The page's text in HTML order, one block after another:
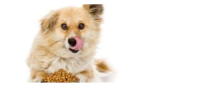
norma projde celým legislativním
procesem, narovnají se
podmínky prodeje
homeopatických…